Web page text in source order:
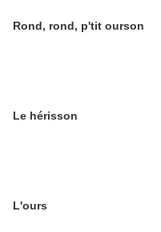
Rond, rond, p'tit ourson
Le hérisson
L'ours